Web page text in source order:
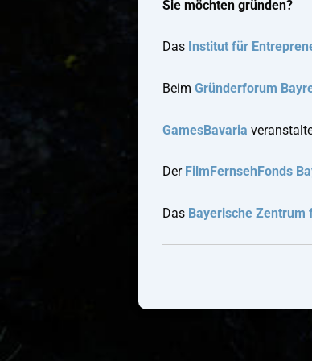
Sie möchten gründen?
Das Institut für
Beim Gründerforum
GamesBavaria
Der FilmFernsehFonds
Das Bayerische